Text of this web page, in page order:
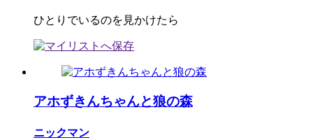
ひとりでいるのを見かけたら
アホずきんちゃんと狼の森
ニックマン